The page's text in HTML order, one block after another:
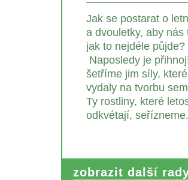
Jak se postarat o
a dvouletky, aby nás
jak to nejdéle půjde?
Naposledy je
šetříme jim síly,
vydaly na tvorbu
Ty rostliny, které
odkvétají, seřízneme.
zobrazit další